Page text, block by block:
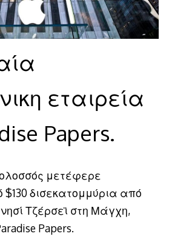
εταιρεία
Papers.
μετέφερε
δισεκατομμύρια από
Τζέρσεϊ στη Μάγχη,
Papers.